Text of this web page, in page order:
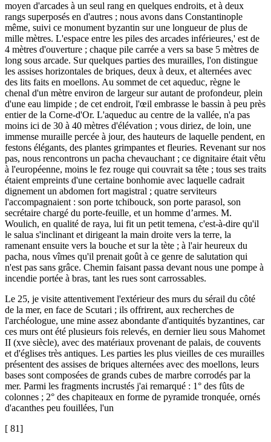
moyen d'arcades à un seul rang en quelques endroits, et à deux
rangs superposés en d'autres ; nous avons dans Constantinople
même, suivi ce monument byzantin sur une longueur de plus de
mille mètres. L'espace entre les piles des arcades inférieures,' est de
4 mètres d'ouverture ; chaque pile carrée a vers sa base 5 mètres de
long sous arcade. Sur quelques parties des murailles, l'on distingue
les assises horizontales de briques, deux à deux, et alternées avec
des lits faits en moellons. Au sommet de cet aqueduc, règne le
chenal d'un mètre environ de largeur sur autant de profondeur, plein
d'une eau limpide ; de cet endroit, l'œil embrasse le bassin à peu près
entier de la Corne-d'Or. L'aqueduc au centre de la vallée, n'a pas
moins ici de 30 à 40 mètres d'élévation ; vous diriez, de loin, une
immense muraille percée à jour, des hauteurs de laquelle pendent, en
festons élégants, des plantes grimpantes et fleuries. Revenant sur nos
pas, nous rencontrons un pacha chevauchant ; ce dignitaire était vêtu
à l'européenne, moins le fez rouge qui couvrait sa tête ; tous ses traits
étaient empreints d'une certaine bonhomie avec laquelle cadrait
dignement un abdomen fort magistral ; quatre serviteurs
l'accompagnaient : son porte tchibouck, son porte parasol, son
secrétaire chargé du porte-feuille, et un homme d’armes. M.
Woulich, en qualité de raya, lui fit un petit temena, c'est-à-dire qu'il
le salua s'inclinant et dirigeant la main droite vers la terre, la
ramenant ensuite vers la bouche et sur la tète ; à l'air heureux du
pacha, nous vîmes qu'il prenait goût à ce genre de salutation qui
n'est pas sans grâce. Chemin faisant passa devant nous une pompe à
incendie portée à bras, tant les rues sont carrossables.
Le 25, je visite attentivement l'extérieur des murs du sérail du côté
de la mer, en face de Scutari ; ils offrirent, aux recherches de
l'archéologue, une mine assez abondante d'antiquités byzantines, car
ces murs ont été plusieurs fois relevés, en dernier lieu sous Mahomet
II (xve siècle), avec des matériaux provenant de palais, de couvents
et d'églises très antiques. Les parties les plus vieilles de ces murailles
présentent des assises de briques alternées avec des moellons, leurs
bases sont composées de grands cubes de marbre corrodés par la
mer. Parmi les fragments incrustés j'ai remarqué : 1° des fûts de
colonnes ; 2° des chapiteaux en forme de pyramide tronquée, ornés
d'acanthes peu fouillées, l'un
[ 81]